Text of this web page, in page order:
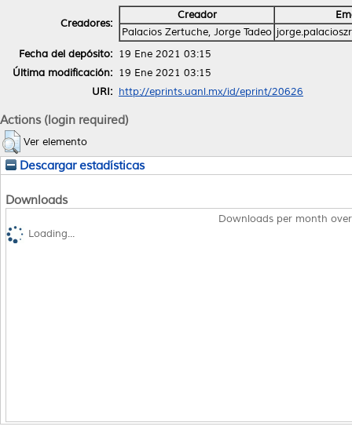
Creadores:
Creador
Palacios Zertuche, Jorge Tadeo
Fecha del depósito: 19 Ene 2021 03:15
Última modificación: 19 Ene 2021 03:15
URI: http://eprints.uanl.mx/id/eprint/20626
Actions (login required)
Ver elemento
Descargar estadísticas
Downloads
Downloads per month
Loading...